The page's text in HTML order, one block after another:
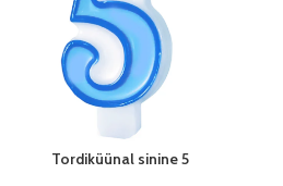
Tordiküünal sinine 5